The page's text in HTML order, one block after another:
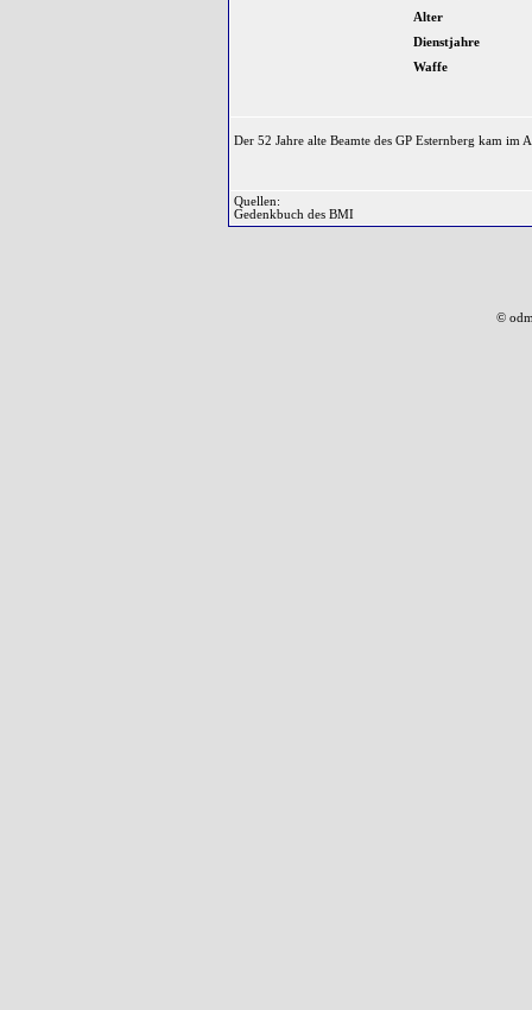
Alter
Dienstjahre
Waffe
Der 52 Jahre alte Beamte des GP Esternberg kam im
Quellen:
Gedenkbuch des BMI
©